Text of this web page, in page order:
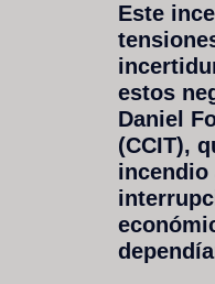
Este
estos
Daniel
(CCIT),
incendio